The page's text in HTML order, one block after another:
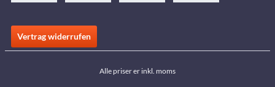
Vertrag widerrufen
Alle priser er inkl. moms